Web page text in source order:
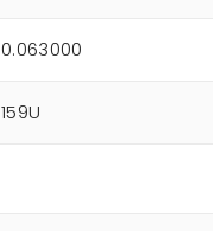
0.063000
159U